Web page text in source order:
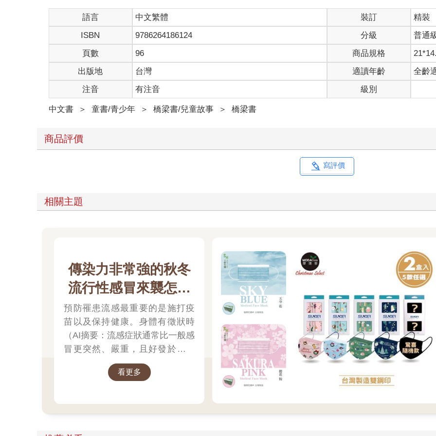
語言 中文繁體 裝訂
精裝
ISBN
9786264186124 分級
普通
頁數
96 商品規格
出版地
台灣 適讀年齡
全齡
注音
有注音 級別
中文書 ＞ 童書/青少年 ＞ 橋梁書/兒童故事 ＞ 橋梁書
商品評價
寫評價
相關主題
傳染力非常強的秋冬
流行性感冒來襲怎麼
辦？
預防罹患流感最重要的是施打疫
苗以及保持健康。身體有徵狀時
（AI摘要：流感症狀通常比一般感
冒更突然、嚴重，且好發於「高
燒（約$38$°C 以上）、肌肉痠
痛、極度疲倦」三個典型症狀）
看更多